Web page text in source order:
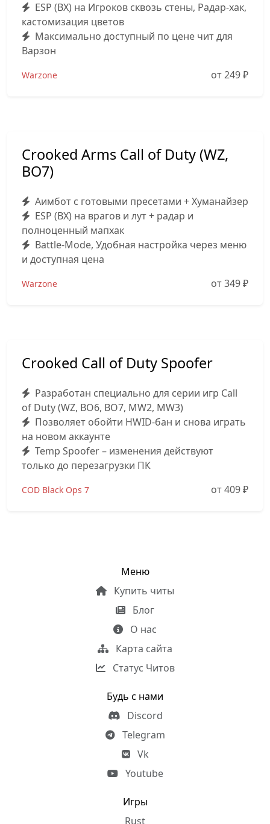
ESP (ВХ) на Игроков сквозь стены, Радар-хак,
кастомизация цветов
Максимально доступный по цене чит для
Варзон
Warzone от 249₽
Crooked Arms Call of Duty (WZ,
BO7)
Аимбот с готовыми пресетами + Хуманайзер
ESP (ВХ) на врагов и лут + радар и
полноценный мапхак
Battle-Mode, Удобная настройка через меню
и доступная цена
Warzone от 349₽
Crooked Call of Duty Spoofer
Разработан специально для серии игр Call
of Duty (WZ, BO6, BO7, MW2, MW3)
Позволяет обойти HWID-бан и снова играть
на новом аккаунте
Temp Spoofer – изменения действуют
только до перезагрузки ПК
COD Black Ops 7 от 409₽
Меню
Купить читы
Блог
О нас
Карта сайта
Статус Читов
Будь с нами
Discord
Telegram
Vk
Youtube
Игры
Rust